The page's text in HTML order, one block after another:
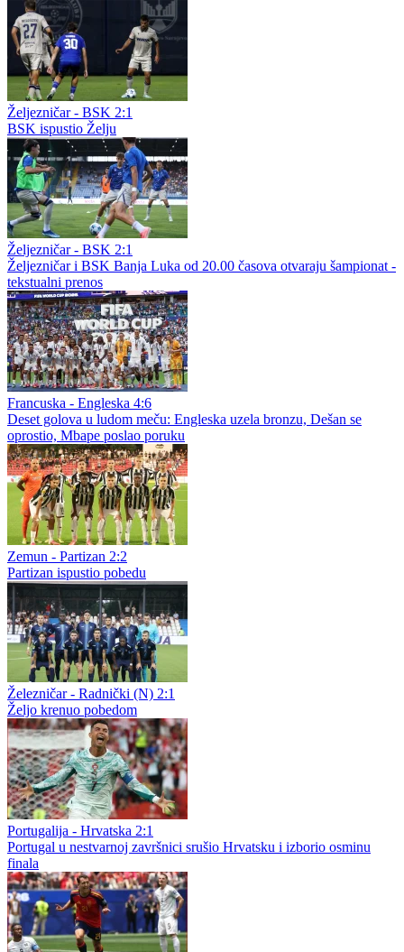
Željezničar - BSK 2:1
BSK ispustio Želju
Željezničar - BSK 2:1
Željezničar i BSK Banja Luka od 20.00 časova otvaraju šampionat -
tekstualni prenos
Francuska - Engleska 4:6
Deset golova u ludom meču: Engleska uzela bronzu, Dešan se
oprostio, Mbape poslao poruku
Zemun - Partizan 2:2
Partizan ispustio pobedu
Železničar - Radnički (N) 2:1
Željo krenuo pobedom
Portugalija - Hrvatska 2:1
Portugal u nestvarnoj završnici srušio Hrvatsku i izborio osminu
finala